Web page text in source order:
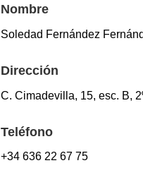
Nombre
Soledad Fernández
Dirección
C. Cimadevilla, 15, esc. B,
Teléfono
+34 636 22 67 75